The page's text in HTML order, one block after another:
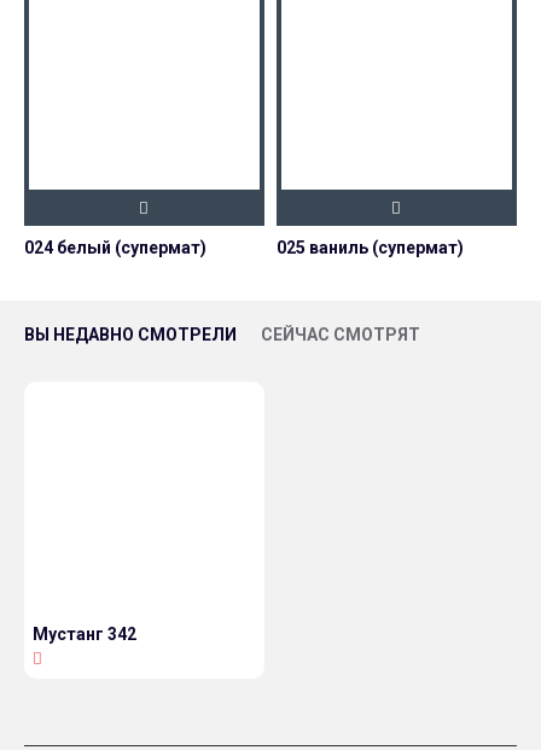
024 белый (супермат) 025 ваниль (супермат)
ВЫ НЕДАВНО СМОТРЕЛИ СЕЙЧАС СМОТРЯТ
Мустанг 342